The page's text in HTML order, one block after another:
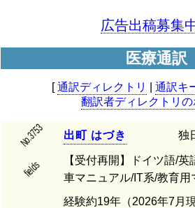
広告出稿募集
医療通訳
[通訳ディレクトリ 通訳キ
翻訳者ディレクトリの
No.3753 出町 はづき 独
fields
【受付再開】ドイツ語/
車マニュアル/IT系/教育用
経験約19年（2026年7月